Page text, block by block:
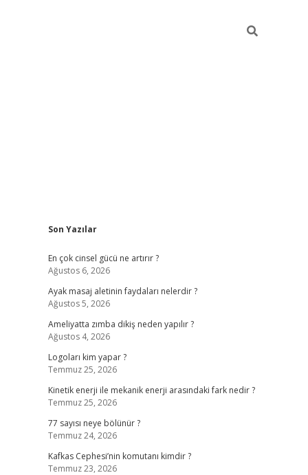
Sidebar
Son Yazılar
En çok cinsel gücü ne artırır ?
Ağustos 6, 2026
Ayak masaj aletinin faydaları nelerdir ?
Ağustos 5, 2026
Ameliyatta zımba dikiş neden yapılır ?
Ağustos 4, 2026
Logoları kim yapar ?
Temmuz 25, 2026
Kinetik enerji ile mekanik enerji arasındaki fark nedir ?
Temmuz 25, 2026
77 sayısı neye bölünür ?
Temmuz 24, 2026
Kafkas Cephesi’nin komutanı kimdir ?
Temmuz 23, 2026